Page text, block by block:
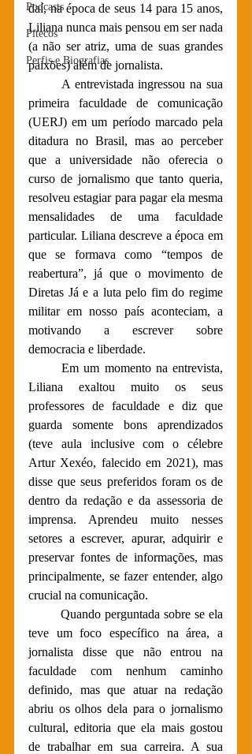
Podcasts
Pitecos
Perfis e Biografias
daí, na época de seus 14 para 15 anos,
Liliana nunca mais pensou em ser nada
(a não ser atriz, uma de suas grandes
paixões) além de jornalista.
primeira faculdade de comunicação
(UERJ) em um período marcado pela
ditadura no Brasil, mas ao perceber
que a universidade não oferecia o
curso de jornalismo que tanto queria,
resolveu estagiar para pagar ela mesma
mensalidades de uma faculdade
particular. Liliana descreve a época em
que se formava como “tempos de
reabertura”, já que o movimento de
Diretas Já e a luta pelo fim do regime
militar em nosso país aconteciam, a
motivando a escrever sobre
democracia e liberdade.
	Em um momento na entrevista,
Liliana exaltou muito os seus
professores de faculdade e diz que
guarda somente bons aprendizados
(teve aula inclusive com o célebre
Artur Xexéo, falecido em 2021), mas
disse que seus preferidos foram os de
dentro da redação e da assessoria de
imprensa. Aprendeu muito nesses
setores a escrever, apurar, adquirir e
preservar fontes de informações, mas
principalmente, se fazer entender, algo
crucial na comunicação.
teve um foco específico na área, a
jornalista disse que não entrou na
faculdade com nenhum caminho
definido, mas que atuar na redação
abriu os olhos dela para o jornalismo
cultural, editoria que ela mais gostou
de trabalhar em sua carreira. A sua